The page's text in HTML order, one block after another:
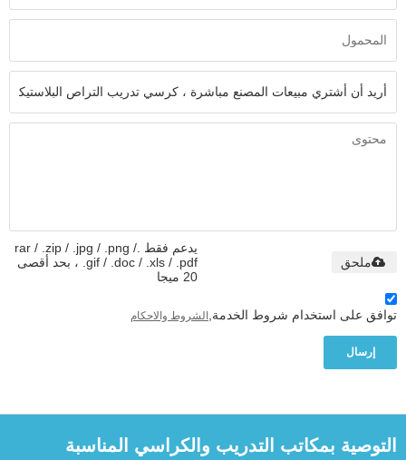
يدعم فقط .rar / .zip / .jpg / .png /
.gif / .doc / .xls / .pdf ، بحد أقصى
20 ميجا
ملحق
توافق على استخدام شروط الخدمة, الشروط والاحكام
إرسال
التوصية بمكاتب التدريب والكراسي المناسبة